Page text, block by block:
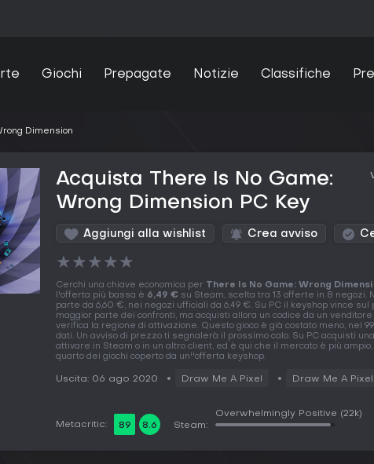
Giochi Prepagate Notizie Classifiche
Dimension
Acquista There Is No Game:
Wrong Dimension PC Key
Aggiungi alla wishlist Crea avviso
★★★★★
Cerchi una chiave economica per There Is No Game: Wrong
l'offerta più bassa è 6,49 € su Steam, scelta tra 13 offerte in 8 negozi.
parte da 6,60 €, nei negozi ufficiali da 6,49 €. Su PC il keyshop vince sul
maggior parte dei confronti, ma acquisti allora un codice da un
verifica la regione di attivazione. Questo gioco è già costato meno, nel
dati. Un avviso di prezzo ti segnalerà il prossimo calo. Su PC acquisti
attivare in Steam o in un altro client, ed è qui che il mercato è più ampio,
quarto dei giochi coperto da un''offerta keyshop.
Uscita: 06 ago 2020 Draw Me A Pixel Draw Me A Pixel
Metacritic: 89 8.6 Steam:
Overwhelmingly Positive (22k)